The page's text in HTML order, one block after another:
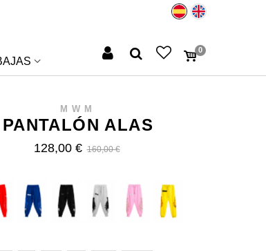
0
MWM
PANTALÓN ALAS
128,00 € 160,00 €
BLUE BLACK GREY PINK YELLOW